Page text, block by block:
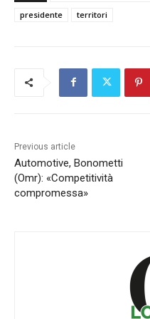
presidente
territori
Previous article
Automotive, Bonometti
(Omr): «Competitività
compromessa»